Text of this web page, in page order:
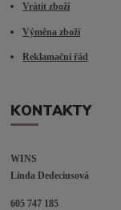
Vrátit zboží
Výměna zboží
Reklamační řád
KONTAKTY
WINS
Linda
605 747 185